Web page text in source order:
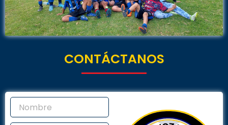
CONTÁCTANOS